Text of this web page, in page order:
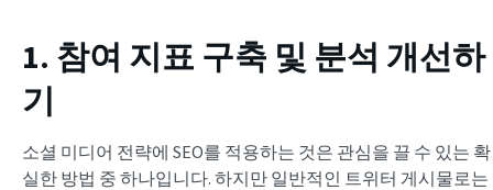
1. 참여 지표 구축 및 분석 개선하
기
소셜 미디어 전략에 SEO를 적용하는 것은 관심을 끌 수 있는 확
실한 방법 중 하나입니다. 하지만 일반적인 트위터 게시물로는